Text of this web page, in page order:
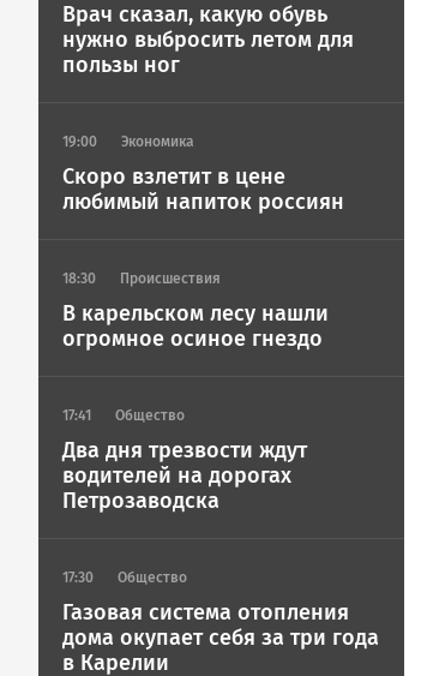
Врач сказал, какую обувь
нужно выбросить летом для
пользы ног
19:00 Экономика
Скоро взлетит в цене
любимый напиток россиян
18:30 Происшествия
В карельском лесу нашли
огромное осиное гнездо
17:41 Общество
Два дня трезвости ждут
водителей на дорогах
Петрозаводска
17:30 Общество
Газовая система отопления
дома окупает себя за три года
в Карелии